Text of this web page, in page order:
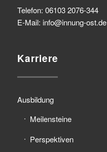
Telefon: 06103 2076-344
E-Mail: info@innung-ost.de
Karriere
Ausbildung
Meilensteine
Perspektiven